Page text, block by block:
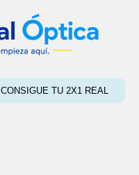
CONSIGUE TU 2X1 REAL